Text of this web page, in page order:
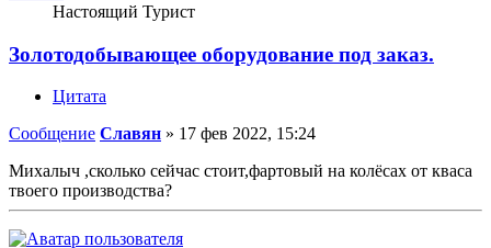
Настоящий Турист
Золотодобывающее оборудование под заказ.
Цитата
Сообщение Славян » 17 фев 2022, 15:24
Михалыч ,сколько сейчас стоит,фартовый на колёсах от кваса
твоего производства?